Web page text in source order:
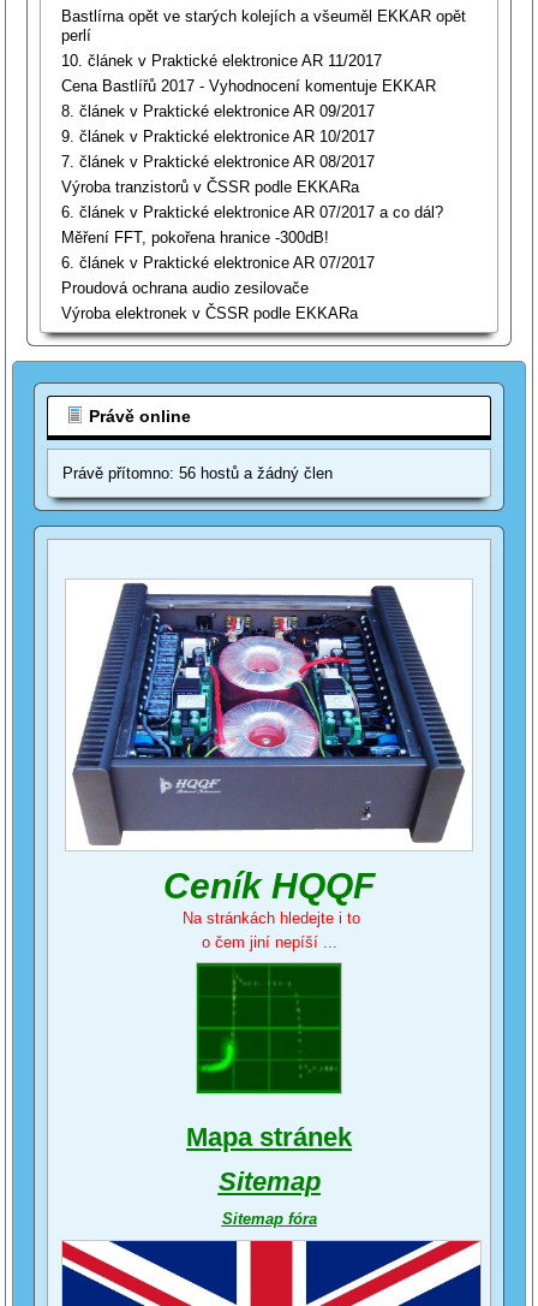
Bastlírna opět ve starých kolejích a všeuměl EKKAR opět
perlí
10. článek v Praktické elektronice AR 11/2017
Cena Bastlířů 2017 - Vyhodnocení komentuje EKKAR
8. článek v Praktické elektronice AR 09/2017
9. článek v Praktické elektronice AR 10/2017
7. článek v Praktické elektronice AR 08/2017
Výroba tranzistorů v ČSSR podle EKKARa
6. článek v Praktické elektronice AR 07/2017 a co dál?
Měření FFT, pokořena hranice -300dB!
6. článek v Praktické elektronice AR 07/2017
Proudová ochrana audio zesilovače
Výroba elektronek v ČSSR podle EKKARa
Právě online
Právě přítomno: 56 hostů a žádný člen
Ceník HQQF
Na stránkách hledejte i to
o čem jiní nepíší ...
Mapa stránek
Sitemap
Sitemap fóra